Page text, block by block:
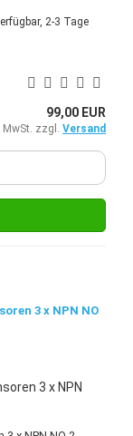
2-3 Tage
99,00 EUR
zzgl. Versand
3 x NPN